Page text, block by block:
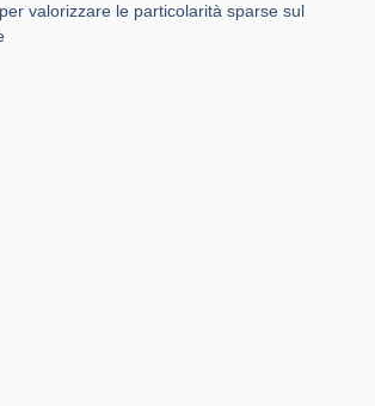
valorizzare le particolarità sparse sul